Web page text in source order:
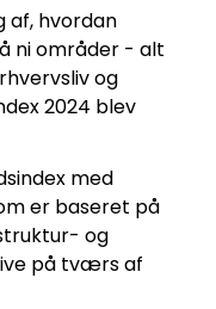
af, hvordan
ni områder - alt
og
2024 blev
med
er baseret på
og
på tværs af